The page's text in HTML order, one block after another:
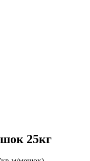
25кг